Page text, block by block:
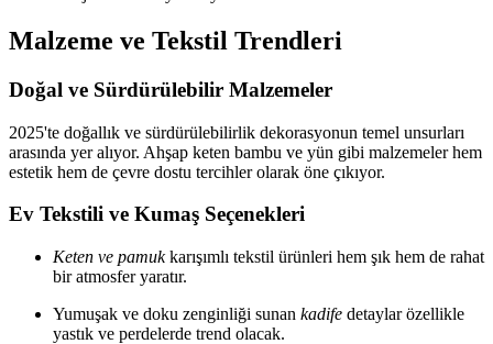
Malzeme ve Tekstil Trendleri
Doğal ve Sürdürülebilir Malzemeler
2025'te doğallık ve sürdürülebilirlik dekorasyonun temel unsurları
arasında yer alıyor. Ahşap keten bambu ve yün gibi malzemeler hem
estetik hem de çevre dostu tercihler olarak öne çıkıyor.
Ev Tekstili ve Kumaş Seçenekleri
Keten ve pamukkarışımlı tekstil ürünleri hem şık hem de rahat
bir atmosfer yaratır.
Yumuşak ve doku zenginliği sunan kadife detaylar özellikle
yastık ve perdelerde trend olacak.